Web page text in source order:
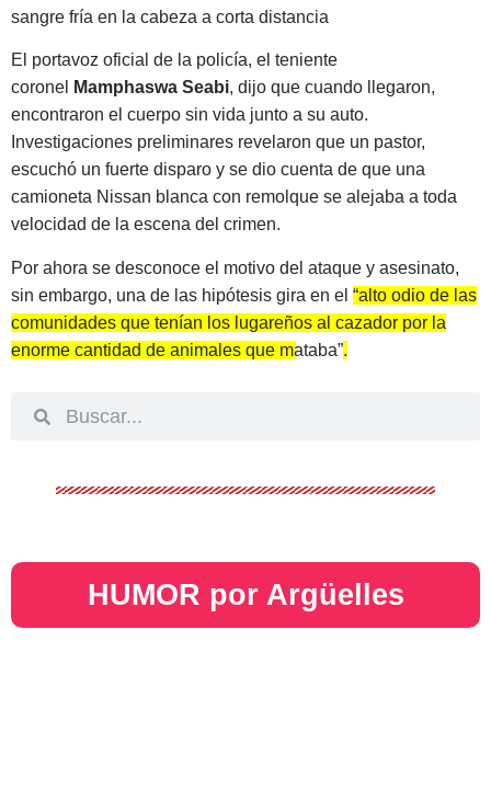
sangre fría en la cabeza a corta distancia
El portavoz oficial de la policía, el teniente
coronel
Mamphaswa Seabi, dijo que cuando llegaron,
encontraron el cuerpo sin vida junto a su auto.
Investigaciones preliminares revelaron que un pastor,
escuchó un fuerte disparo y se dio cuenta de que una
camioneta Nissan blanca con remolque se alejaba a toda
velocidad de la escena del crimen.
Por ahora se desconoce el motivo del ataque y asesinato,
sin embargo, una de las hipótesis gira en el “alto odio de las
comunidades que tenían los lugareños al cazador por la
enorme cantidad de animales que mataba”.
HUMOR por Argüelles​